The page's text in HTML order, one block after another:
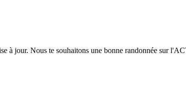
à jour. Nous te souhaitons une bonne randonnée sur